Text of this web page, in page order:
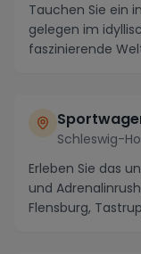
Tauchen Sie ein
gelegen im
faszinierende
Schleswig-
Erleben Sie das
und
Flensburg,